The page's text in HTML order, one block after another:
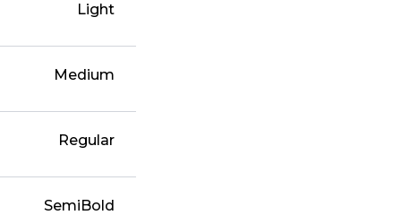
Light
Medium
Regular
SemiBold